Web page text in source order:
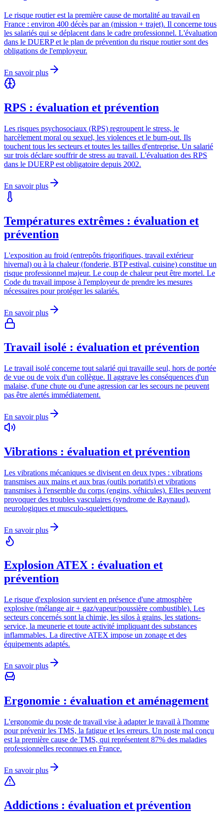
Le risque routier est la première cause de mortalité au travail en
France : environ 400 décès par an (mission + trajet). Il concerne tous
les salariés qui se déplacent dans le cadre professionnel. L'évaluation
dans le DUERP et le plan de prévention du risque routier sont des
obligations de l'employeur.
En savoir plus
RPS : évaluation et prévention
Les risques psychosociaux (RPS) regroupent le stress, le
harcèlement moral ou sexuel, les violences et le burn-out. Ils
touchent tous les secteurs et toutes les tailles d'entreprise. Un salarié
sur trois déclare souffrir de stress au travail. L'évaluation des RPS
dans le DUERP est obligatoire depuis 2002.
En savoir plus
Températures extrêmes : évaluation et
prévention
L'exposition au froid (entrepôts frigorifiques, travail extérieur
hivernal) ou à la chaleur (fonderie, BTP estival, cuisine) constitue un
risque professionnel majeur. Le coup de chaleur peut être mortel. Le
Code du travail impose à l'employeur de prendre les mesures
nécessaires pour protéger les salariés.
En savoir plus
Travail isolé : évaluation et prévention
Le travail isolé concerne tout salarié qui travaille seul, hors de portée
de vue ou de voix d'un collègue. Il aggrave les conséquences d'un
malaise, d'une chute ou d'une agression car les secours ne peuvent
pas être alertés immédiatement.
En savoir plus
Vibrations : évaluation et prévention
Les vibrations mécaniques se divisent en deux types : vibrations
transmises aux mains et aux bras (outils portatifs) et vibrations
transmises à l'ensemble du corps (engins, véhicules). Elles peuvent
provoquer des troubles vasculaires (syndrome de Raynaud),
neurologiques et musculo-squelettiques.
En savoir plus
Explosion ATEX : évaluation et
prévention
Le risque d'explosion survient en présence d'une atmosphère
explosive (mélange air + gaz/vapeur/poussière combustible). Les
secteurs concernés sont la chimie, les silos à grains, les stations-
service, la meunerie et toute activité impliquant des substances
inflammables. La directive ATEX impose un zonage et des
équipements adaptés.
En savoir plus
Ergonomie : évaluation et aménagement
L'ergonomie du poste de travail vise à adapter le travail à l'homme
pour prévenir les TMS, la fatigue et les erreurs. Un poste mal conçu
est la première cause de TMS, qui représentent 87% des maladies
professionnelles reconnues en France.
En savoir plus
Addictions : évaluation et prévention